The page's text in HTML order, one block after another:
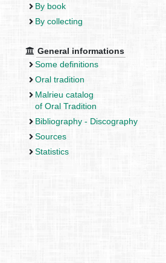
By book
By collecting
General informations
Some definitions
Oral tradition
Malrieu catalog
of Oral Tradition
Bibliography - Discography
Sources
Statistics